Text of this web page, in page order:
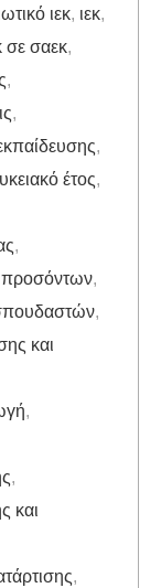
ιεκ, ιεκ,
σε σαεκ,
,
,
,
έτος,
,
προσόντων,
,
και
,
,
και
,